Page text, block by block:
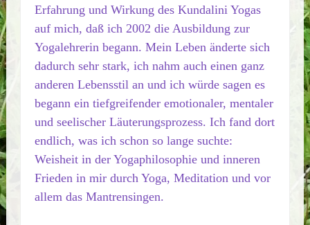
Erfahrung und Wirkung des Kundalini Yogas
auf mich, daß ich 2002 die Ausbildung zur
Yogalehrerin begann. Mein Leben änderte sich
dadurch sehr stark, ich nahm auch einen ganz
anderen Lebensstil an und ich würde sagen es
begann ein tiefgreifender emotionaler, mentaler
und seelischer Läuterungsprozess. Ich fand dort
endlich, was ich schon so lange suchte:
Weisheit in der Yogaphilosophie und inneren
Frieden in mir durch Yoga, Meditation und vor
allem das Mantrensingen.